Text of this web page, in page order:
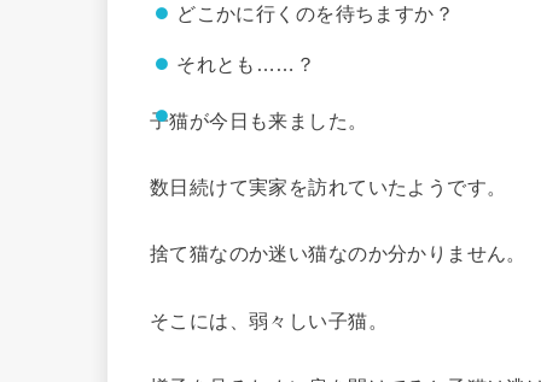
どこかに行くのを待ちますか？
それとも……？
子猫が今日も来ました。
数日続けて実家を訪れていたようです。
捨て猫なのか迷い猫なのか分かりません。
そこには、弱々しい子猫。